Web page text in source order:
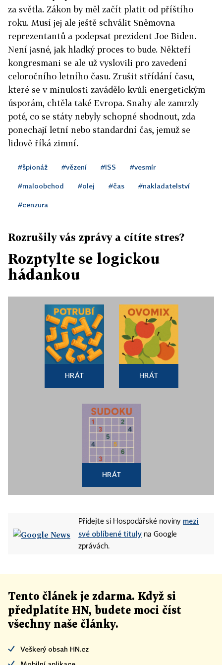
za světla. Zákon by měl začít platit od příštího
roku. Musí jej ale ještě schválit Sněmovna
reprezentantů a podepsat prezident Joe Biden.
Není jasné, jak hladký proces to bude. Někteří
kongresmani se ale už vyslovili pro zavedení
celoročního letního času. Zrušit střídání času,
které se v minulosti zavádělo kvůli energetickým
úsporám, chtěla také Evropa. Snahy ale zamrzly
poté, co se státy nebyly schopné shodnout, zda
ponechají letní nebo standardní čas, jemuž se
lidově říká zimní.
#špionáž #vězení #ISS #vesmír
#maloobchod #olej #čas #nakladatelství
#cenzura
Rozrušily vás zprávy a cítíte stres?
Rozptylte se logickou
hádankou
HRÁT HRÁT
HRÁT
Přidejte si Hospodářské noviny mezi
své oblíbené tituly na Google
zprávách.
Tento článek je zdarma. Když si
předplatíte HN, budete moci číst
všechny naše články.
Veškerý obsah HN.cz